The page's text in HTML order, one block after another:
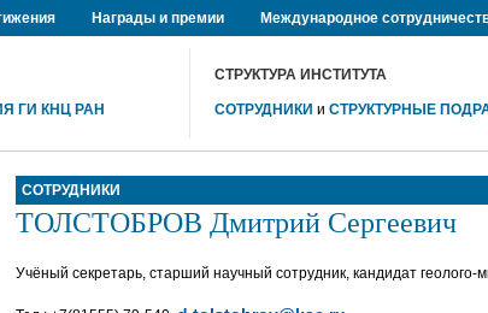
Награды и премии Международное
ГИ КНЦ РАН
СТРУКТУРА ИНСТИТУТА
СОТРУДНИКИ и СТРУКТУРНЫЕ
СОТРУДНИКИ
ТОЛСТОБРОВ Дмитрий Сергеевич
Учёный секретарь, старший научный сотрудник, кандидат геолого-